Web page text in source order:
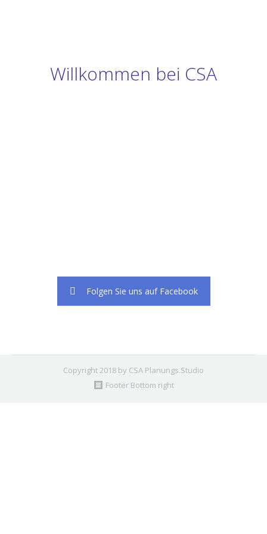
Willkommen bei CSA
Folgen Sie uns auf Facebook
Copyright 2018 by CSA Planungs.Studio
Footer Bottom right